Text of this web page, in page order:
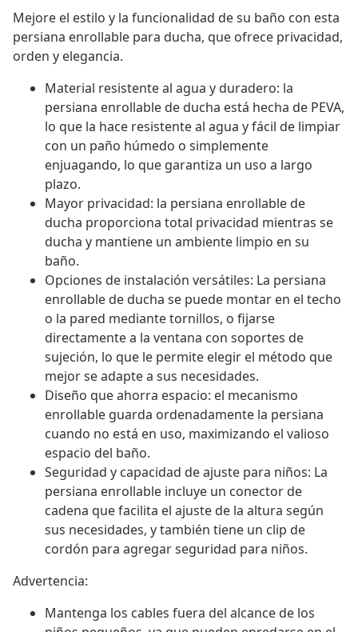
Mejore el estilo y la funcionalidad de su baño con esta
persiana enrollable para ducha, que ofrece privacidad,
orden y elegancia.
Material resistente al agua y duradero: la
persiana enrollable de ducha está hecha de PEVA,
lo que la hace resistente al agua y fácil de limpiar
con un paño húmedo o simplemente
enjuagando, lo que garantiza un uso a largo
plazo.
Mayor privacidad: la persiana enrollable de
ducha proporciona total privacidad mientras se
ducha y mantiene un ambiente limpio en su
baño.
Opciones de instalación versátiles: La persiana
enrollable de ducha se puede montar en el techo
o la pared mediante tornillos, o fijarse
directamente a la ventana con soportes de
sujeción, lo que le permite elegir el método que
mejor se adapte a sus necesidades.
Diseño que ahorra espacio: el mecanismo
enrollable guarda ordenadamente la persiana
cuando no está en uso, maximizando el valioso
espacio del baño.
Seguridad y capacidad de ajuste para niños: La
persiana enrollable incluye un conector de
cadena que facilita el ajuste de la altura según
sus necesidades, y también tiene un clip de
cordón para agregar seguridad para niños.
Advertencia:
Mantenga los cables fuera del alcance de los